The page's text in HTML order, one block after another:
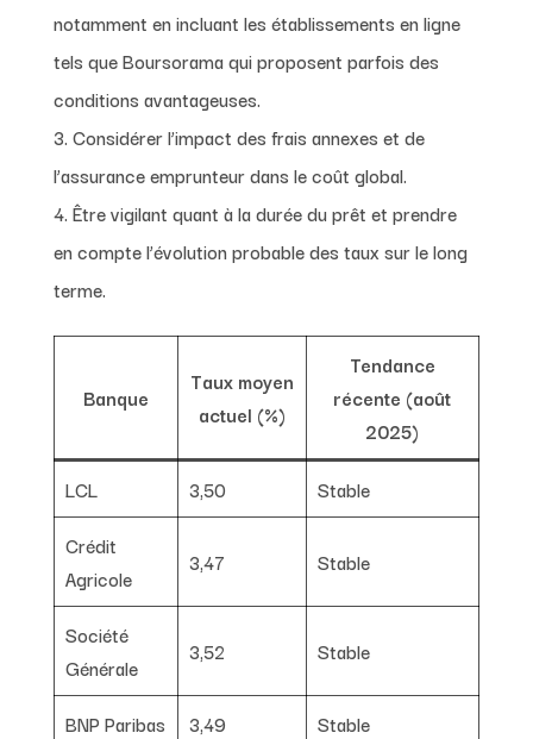
notamment en incluant les établissements en ligne
tels que Boursorama qui proposent parfois des
conditions avantageuses.
Considérer l’impact des frais annexes et de
l’assurance emprunteur dans le coût global.
Être vigilant quant à la durée du prêt et prendre
en compte l’évolution probable des taux sur le long
terme.
Banque
Taux moyen
actuel (%)
Tendance
récente (août
2025)
LCL 3,50
Stable
Crédit
Agricole
3,47 Stable
Société
Générale
3,52 Stable
BNP Paribas 3,49
Stable